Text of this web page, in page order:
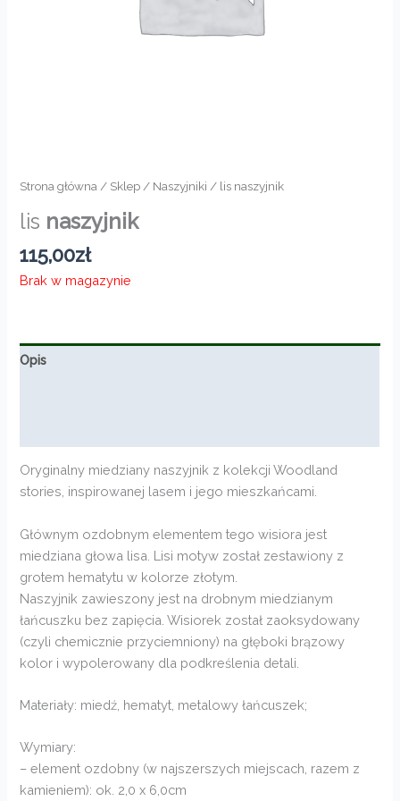
Strona główna / Sklep / Naszyjniki / lis naszyjnik
lis naszyjnik
115,00zł
Brak w magazynie
Opis
Oryginalny miedziany naszyjnik z kolekcji Woodland
stories, inspirowanej lasem i jego mieszkańcami.
Głównym ozdobnym elementem tego wisiora jest
miedziana głowa lisa. Lisi motyw został zestawiony z
grotem hematytu w kolorze złotym.
Naszyjnik zawieszony jest na drobnym miedzianym
łańcuszku bez zapięcia. Wisiorek został zaoksydowany
(czyli chemicznie przyciemniony) na głęboki brązowy
kolor i wypolerowany dla podkreślenia detali.
Materiały: miedź, hematyt, metalowy łańcuszek;
Wymiary:
– element ozdobny (w najszerszych miejscach, razem z
kamieniem): ok. 2,0 x 6,0cm